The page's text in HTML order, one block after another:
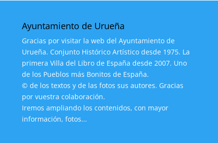
Ayuntamiento de Urueña
Gracias por visitar la web del Ayuntamiento de
Urueña. Conjunto Histórico Artístico desde 1975. La
primera Villa del Libro de España desde 2007. Uno
de los Pueblos más Bonitos de España.
© de los textos y de las fotos sus autores. Gracias
por vuestra colaboración.
Iremos ampliando los contenidos, con mayor
información, fotos...